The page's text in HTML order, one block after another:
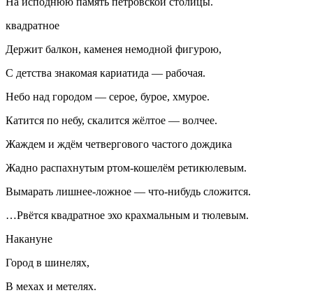
квадратное
Держит балкон, каменея немодной фигурою,
С детства знакомая кариатида — рабочая.
Небо над городом — серое, бурое, хмурое.
Катится по небу, скалится жёлтое — волчее.
Жаждем и ждём четвергового частого дождика
Жадно распахнутым ртом-кошелём ретикюлевым.
Вымарать лишнее-ложное — что-нибудь сложится.
…Рвётся квадратное эхо крахмальным и тюлевым.
Накануне
Город в шинелях,
В мехах и метелях.